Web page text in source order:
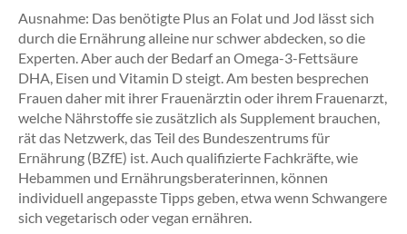
Ausnahme: Das benötigte Plus an Folat und Jod lässt sich
durch die Ernährung alleine nur schwer abdecken, so die
Experten. Aber auch der Bedarf an Omega-3-Fettsäure
DHA, Eisen und Vitamin D steigt. Am besten besprechen
Frauen daher mit ihrer Frauenärztin oder ihrem Frauenarzt,
welche Nährstoffe sie zusätzlich als Supplement brauchen,
rät das Netzwerk, das Teil des Bundeszentrums für
Ernährung (BZfE) ist. Auch qualifizierte Fachkräfte, wie
Hebammen und Ernährungsberaterinnen, können
individuell angepasste Tipps geben, etwa wenn Schwangere
sich vegetarisch oder vegan ernähren.